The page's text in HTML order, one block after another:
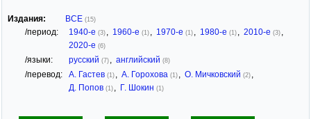
Издания: ВСЕ (15)
/период: 1940-е (3) 1960-е (1) 1970-е (1) 1980-е (1) 2010-е (3)
2020-е (6)
/языки: русский (7) английский (8)
/перевод: А. Гастев (1) А. Горохова (1) О. Мичковский (2)
Д. Попов (1) Г. Шокин (1)